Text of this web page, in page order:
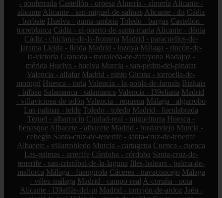
- ponferrada Castellón - orpesa Almería - almería Alicante -
alicante Alicante - san-miguel-de-salinas Alicante - ibi Cádiz
- barbate Huelva - punta-umbría Toledo - bargas Castellón -
torreblanca Cádiz - el-puerto-de-santa-maría Alicante - dénia
Cádiz - chiclana-de-la-frontera Madrid - paracuellos-de-
jarama Lleida - lleida Madrid - lozoya Málaga - rincón-de-
la-victoria Granada - moraleda-de-zafayona Badajoz -
mérida Huelva - huelva Murcia - san-pedro-del-pinatar
Valencia - alfafar Madrid - pinto Girona - torroella-de-
montgrí Huesca - torla Valencia - la-pobla-de-farnals Bizkaia
- bilbao Salamanca - salamanca Valencia - l39eliana Madrid
- villaviciosa-de-odón Valencia - requena Málaga - algarrobo
Las-palmas - telde Toledo - toledo Madrid - fuenlabrada
Teruel - albarracín Ciudad-real - miguelturra Huesca -
benasque Albacete - albacete Madrid - bustarviejo Murcia -
cehegín Santa-cruz-de-tenerife - santa-cruz-de-tenerife
Albacete - villarrobledo Murcia - cartagena Cuenca - cuenca
Las-palmas - arrecife Córdoba - córdoba Santa-cruz-de-
tenerife - san-cristóbal-de-la-laguna Illes-balears - palma-de-
mallorca Málaga - fuengirola Cáceres - navaconcejo Málaga
- vélez-málaga Madrid - campo-real A-coruña - noia
Alicante - l39alfàs-del-pi Madrid - torrejón-de-ardoz Jaén -